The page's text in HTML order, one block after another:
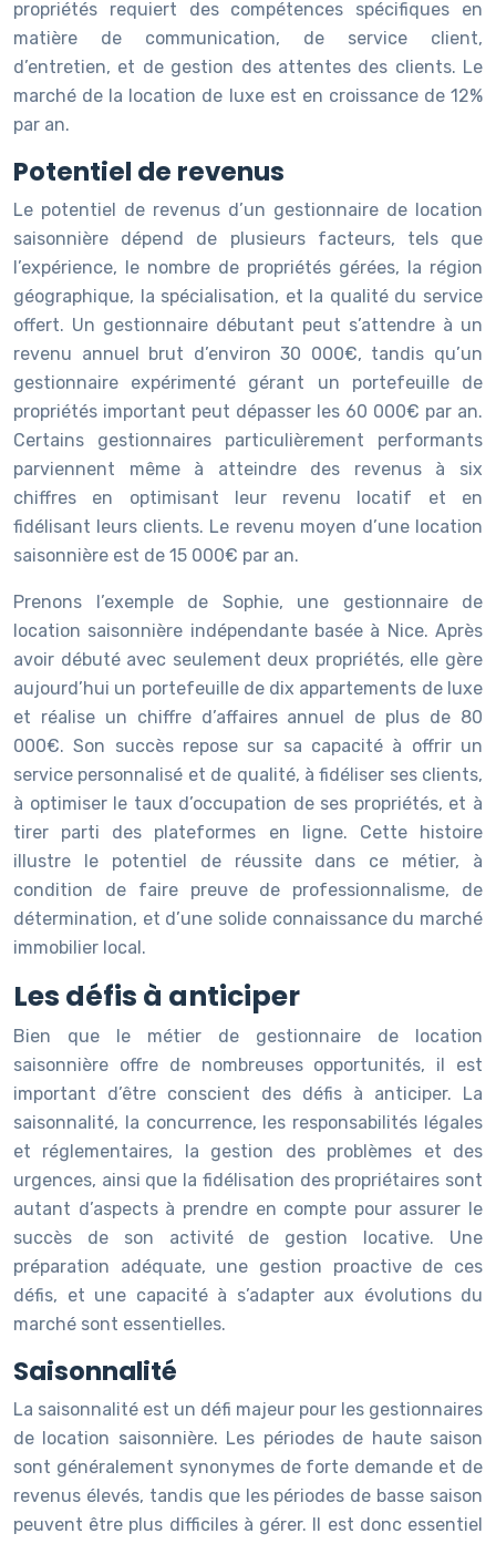
propriétés requiert des compétences spécifiques en
matière de communication, de service client,
d’entretien, et de gestion des attentes des clients. Le
marché de la location de luxe est en croissance de 12%
par an.
Potentiel de revenus
Le potentiel de revenus d’un gestionnaire de location
saisonnière dépend de plusieurs facteurs, tels que
l’expérience, le nombre de propriétés gérées, la région
géographique, la spécialisation, et la qualité du service
offert. Un gestionnaire débutant peut s’attendre à un
revenu annuel brut d’environ 30 000€, tandis qu’un
gestionnaire expérimenté gérant un portefeuille de
propriétés important peut dépasser les 60 000€ par an.
Certains gestionnaires particulièrement performants
parviennent même à atteindre des revenus à six
chiffres en optimisant leur revenu locatif et en
fidélisant leurs clients. Le revenu moyen d’une location
saisonnière est de 15 000€ par an.
Prenons l’exemple de Sophie, une gestionnaire de
location saisonnière indépendante basée à Nice. Après
avoir débuté avec seulement deux propriétés, elle gère
aujourd’hui un portefeuille de dix appartements de luxe
et réalise un chiffre d’affaires annuel de plus de 80
000€. Son succès repose sur sa capacité à offrir un
service personnalisé et de qualité, à fidéliser ses clients,
à optimiser le taux d’occupation de ses propriétés, et à
tirer parti des plateformes en ligne. Cette histoire
illustre le potentiel de réussite dans ce métier, à
condition de faire preuve de professionnalisme, de
détermination, et d’une solide connaissance du marché
immobilier local.
Les défis à anticiper
Bien que le métier de gestionnaire de location
saisonnière offre de nombreuses opportunités, il est
important d’être conscient des défis à anticiper. La
saisonnalité, la concurrence, les responsabilités légales
et réglementaires, la gestion des problèmes et des
urgences, ainsi que la fidélisation des propriétaires sont
autant d’aspects à prendre en compte pour assurer le
succès de son activité de gestion locative. Une
préparation adéquate, une gestion proactive de ces
défis, et une capacité à s’adapter aux évolutions du
marché sont essentielles.
Saisonnalité
La saisonnalité est un défi majeur pour les gestionnaires
de location saisonnière. Les périodes de haute saison
sont généralement synonymes de forte demande et de
revenus élevés, tandis que les périodes de basse saison
peuvent être plus difficiles à gérer. Il est donc essentiel